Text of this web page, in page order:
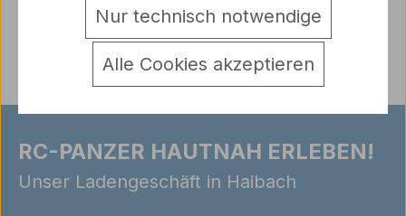
Bewertungen
RC-PANZER HAUTNAH ERLEBEN!
Unser Ladengeschäft in Haibach
Nur technisch notwendige
Alle Cookies akzeptieren